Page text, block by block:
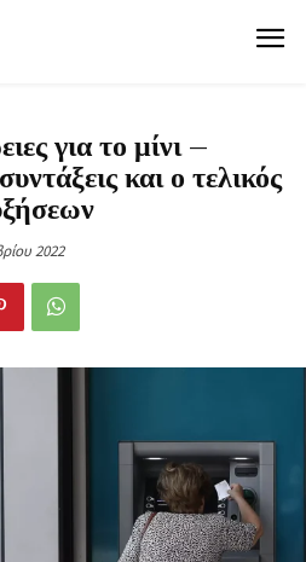
για το μίνι –
και ο τελικός
2022